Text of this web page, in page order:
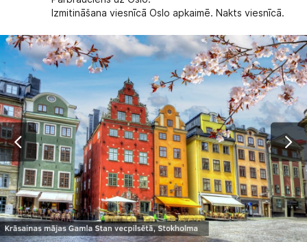
Izmitināšana viesnīcā Oslo apkaimē. Nakts viesnīcā.